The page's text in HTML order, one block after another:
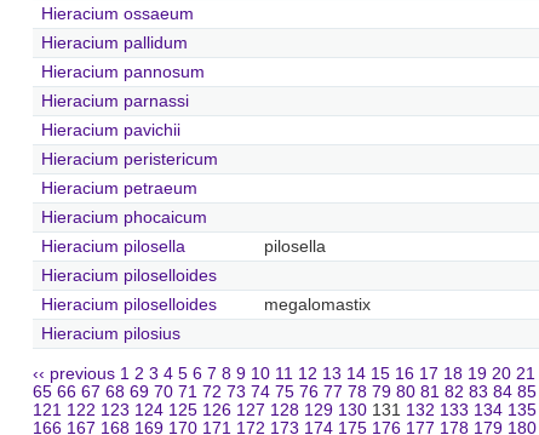
Hieracium ossaeum
Hieracium pallidum
Hieracium pannosum
Hieracium parnassi
Hieracium pavichii
Hieracium peristericum
Hieracium petraeum
Hieracium phocaicum
Hieracium pilosella
pilosella
Hieracium piloselloides
Hieracium piloselloides
megalomastix
Hieracium pilosius
‹‹ previous 1 2 3 4 5 6 7 8 9 10 11 12 13 14 15 16 17 18 19 20 21
65 66 67 68 69 70 71 72 73 74 75 76 77 78 79 80 81 82 83 84 85
121 122 123 124 125 126 127 128 129 130 131 132 133 134 135
166 167 168 169 170 171 172 173 174 175 176 177 178 179 180